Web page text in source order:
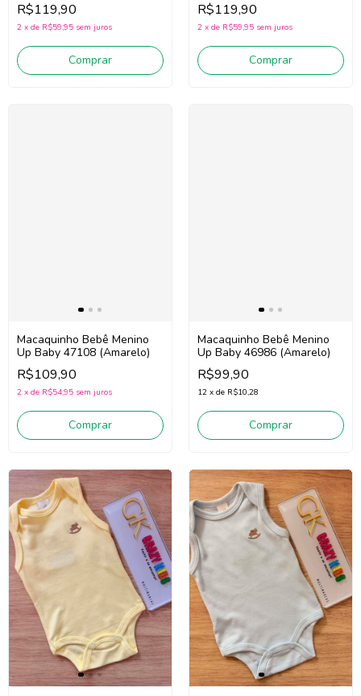
1263027 (Off
White/Marinho)
R$119,90
2 x de R$59,95 sem juros
Comprar
1263027 (Off
White/Marrom)
R$119,90
2 x de R$59,95 sem juros
Comprar
Macaquinho Bebê Menino
Up Baby 47108 (Amarelo)
R$109,90
2 x de R$54,95 sem juros
Comprar
Macaquinho Bebê Menino
Up Baby 46986 (Amarelo)
R$99,90
12 x de R$10,28
Comprar